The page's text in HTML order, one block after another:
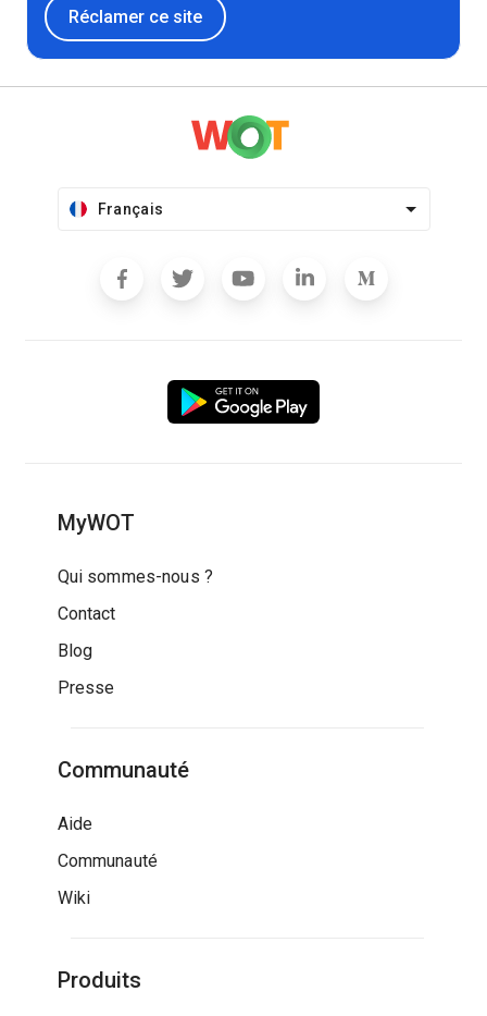
Réclamer ce site
Français
MyWOT
Qui sommes-nous ?
Contact
Blog
Presse
Communauté
Aide
Communauté
Wiki
Produits